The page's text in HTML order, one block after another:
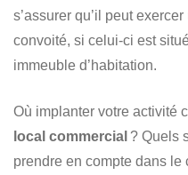
s’assurer qu’il peut
convoité, si celui-ci est
immeuble d’habitation.
Où implanter votre activité
local commercial ? Quels
prendre en compte dans le